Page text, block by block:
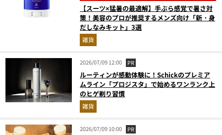
【スーツ×猛暑の最適解】手ぶら感覚で暑さ対
策！美容のプロが推奨するメンズ向け「新・身
だしなみキット」3選
雑貨
2026/07/09 12:00 PR
ルーティンが感動体験に！Schickのプレミア
ムライン「プロジスタ」で始めるワンランク上
のヒゲ剃り習慣
雑貨
2026/07/09 10:00 PR